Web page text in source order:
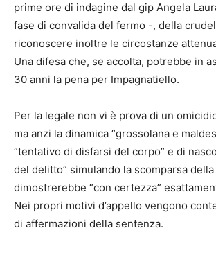
prime ore di indagine dal gip Angela
fase di convalida del fermo -, della
riconoscere inoltre le circostanze
Una difesa che, se accolta, potrebbe in
30 anni la pena per Impagnatiello.
Per la legale non vi è prova di un
ma anzi la dinamica “grossolana e
“tentativo di disfarsi del corpo” e di
del delitto” simulando la scomparsa
dimostrerebbe “con certezza”
Nei propri motivi d’appello vengono
di affermazioni della sentenza.